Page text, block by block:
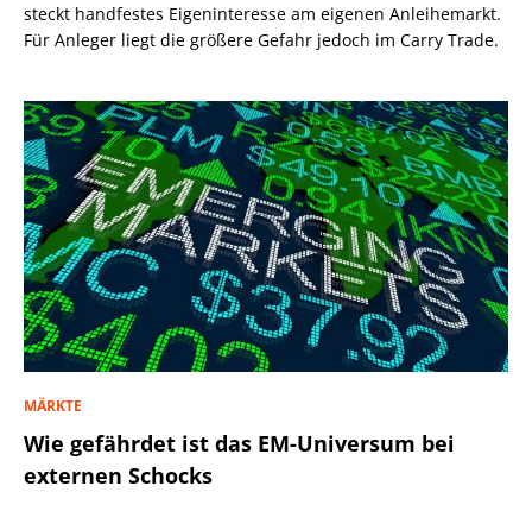
steckt handfestes Eigeninteresse am eigenen Anleihemarkt.
Für Anleger liegt die größere Gefahr jedoch im Carry Trade.
MÄRKTE
Wie gefährdet ist das EM-Universum bei
externen Schocks